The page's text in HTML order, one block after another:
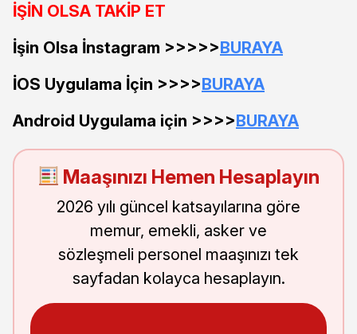
İŞİN OLSA TAKİP ET
İşin Olsa İnstagram >>>>>BURAYA
İOS Uygulama İçin >>>>BURAYA
Android Uygulama için >>>>BURAYA
Maaşınızı Hemen Hesaplayın
2026 yılı güncel katsayılarına göre
memur, emekli, asker ve
sözleşmeli personel maaşınızı tek
sayfadan kolayca hesaplayın.